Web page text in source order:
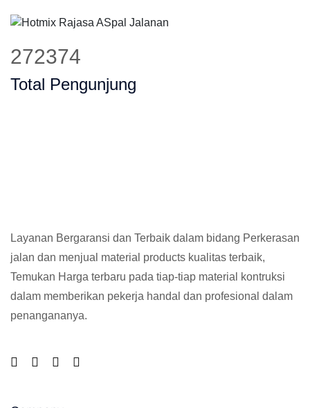
321012
Total Pengunjung
Layanan Bergaransi dan Terbaik dalam bidang Perkerasan
jalan dan menjual material products kualitas terbaik,
Temukan Harga terbaru pada tiap-tiap material kontruksi
dalam memberikan pekerja handal dan profesional dalam
penangananya.